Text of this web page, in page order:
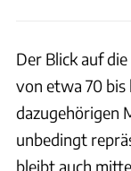
Der Blick auf
von etwa 70 bis
dazugehörigen
unbedingt
bleibt auch